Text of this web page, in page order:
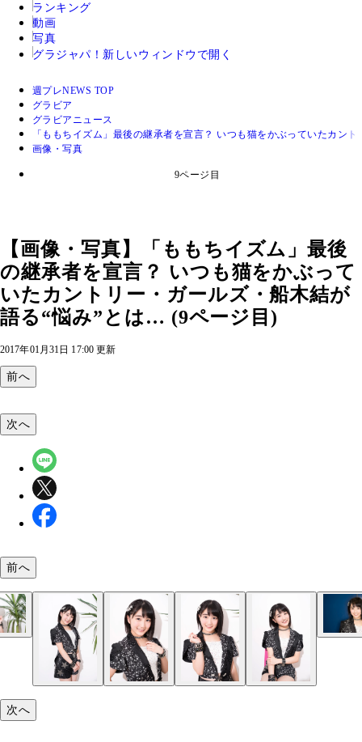
ランキング
動画
写真
グラジャパ！ 新しいウィンドウで開く
週プレNEWS TOP
グラビア
グラビアニュース
「ももちイズム」最後の継承者を宣言？ いつも猫をかぶっていたカン
画像・写真
9ページ目
【画像・写真】「ももちイズム」最後
の継承者を宣言？ いつも猫をかぶって
いたカントリー・ガールズ・船木結が
語る“悩み”とは… (9ページ目)
2017年01月31日 17:00 更新
前へ
次へ
前へ
次へ